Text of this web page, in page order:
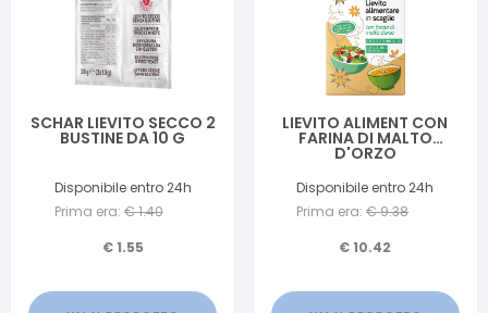
SCHAR LIEVITO SECCO 2
BUSTINE DA 10 G
Disponibile entro 24h
Prima era: €1.40
€1.55
LIEVITO ALIMENT CON
FARINA DI MALTO
D'ORZO
Disponibile entro 24h
Prima era: €9.38
€10.42